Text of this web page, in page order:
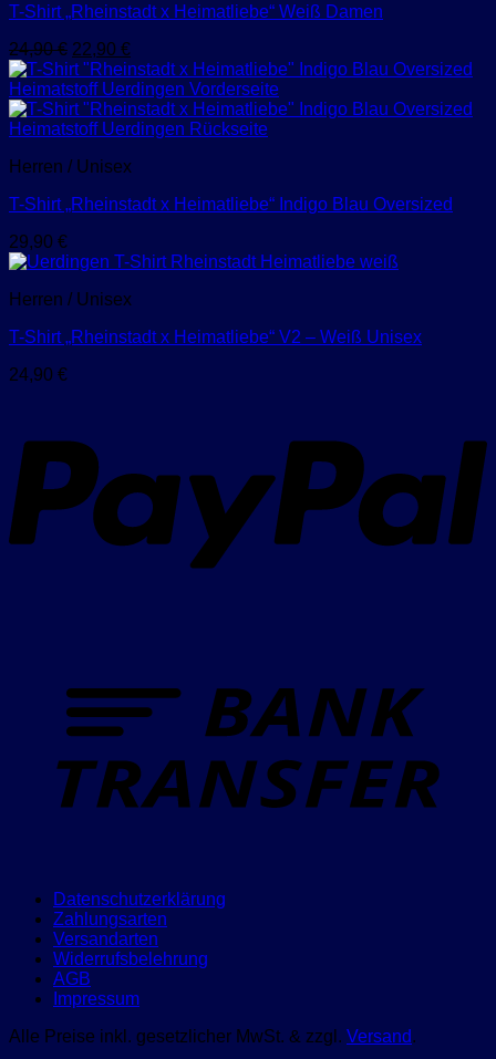
T-Shirt „Rheinstadt x Heimatliebe“ Weiß Damen
24,90€ Ursprünglicher
Preis
war:
24,90 €
22,90 €Aktueller
Preis
ist:
22,90 €.
Herren / Unisex
T-Shirt „Rheinstadt x Heimatliebe“ Indigo Blau Oversized
29,90 €
Herren / Unisex
T-Shirt „Rheinstadt x Heimatliebe“ V2 – Weiß Unisex
24,90 €
Datenschutzerklärung
Zahlungsarten
Versandarten
Widerrufsbelehrung
AGB
Impressum
Alle Preise inkl. gesetzlicher MwSt. & zzgl. Versand.